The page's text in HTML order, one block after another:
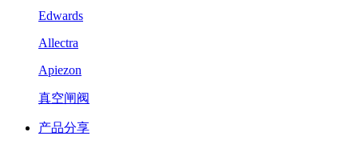
Edwards
Allectra
Apiezon
真空闸阀
产品分享